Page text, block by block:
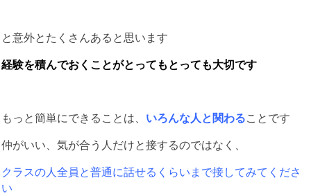
と意外とたくさんあると思います
経験を積んでおくことがとってもとっても大切です
もっと簡単にできることは、 いろんな人と関わることです
仲がいい、気が合う人だけと接するのではなく、
クラスの人全員と普通に話せるくらいまで接してみてくださ
い